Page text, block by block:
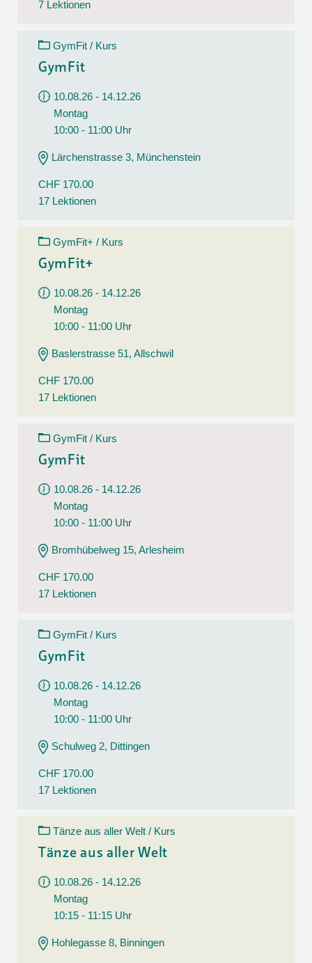
7 Lektionen
GymFit / Kurs
GymFit
10.08.26 - 14.12.26
Montag
10:00 - 11:00 Uhr
Lärchenstrasse 3, Münchenstein
CHF 170.00
17 Lektionen
GymFit+ / Kurs
GymFit+
10.08.26 - 14.12.26
Montag
10:00 - 11:00 Uhr
Baslerstrasse 51, Allschwil
CHF 170.00
17 Lektionen
GymFit / Kurs
GymFit
10.08.26 - 14.12.26
Montag
10:00 - 11:00 Uhr
Bromhübelweg 15, Arlesheim
CHF 170.00
17 Lektionen
GymFit / Kurs
GymFit
10.08.26 - 14.12.26
Montag
10:00 - 11:00 Uhr
Schulweg 2, Dittingen
CHF 170.00
17 Lektionen
Tänze aus aller Welt / Kurs
Tänze aus aller Welt
10.08.26 - 14.12.26
Montag
10:15 - 11:15 Uhr
Hohlegasse 8, Binningen